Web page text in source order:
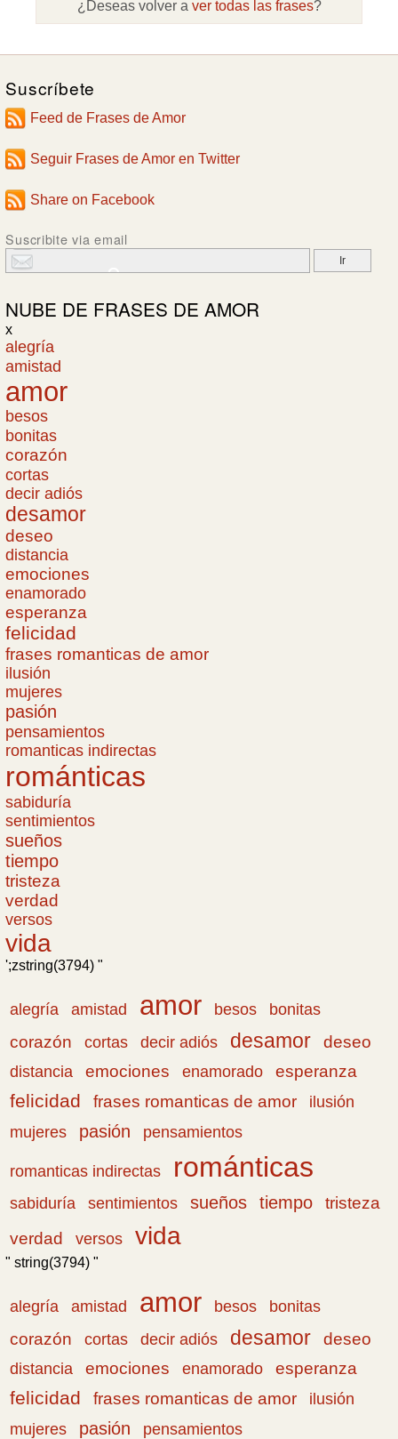
¿Deseas volver a ver todas las frases?
Suscríbete
Feed de Frases de Amor
Seguir Frases de Amor en Twitter
Share on Facebook
Suscribite via email
NUBE DE FRASES DE AMOR
x
alegría
amistad
amor
besos
bonitas
corazón
cortas
decir adiós
desamor
deseo
distancia
emociones
enamorado
esperanza
felicidad
frases romanticas de amor
ilusión
mujeres
pasión
pensamientos
romanticas indirectas
románticas
sabiduría
sentimientos
sueños
tiempo
tristeza
verdad
versos
vida
';zstring(3794) "
alegría amistad amor besos
bonitas
corazón
cortas decir adiós desamor deseo
distancia emociones enamorado esperanza
felicidad frases romanticas de amor
ilusión
mujeres
pasión pensamientos
romanticas indirectas románticas
sabiduría sentimientos sueños tiempo
tristeza
verdad
versos vida
" string(3794) "
alegría amistad amor besos
bonitas
corazón
cortas decir adiós desamor deseo
distancia emociones enamorado esperanza
felicidad frases romanticas de amor
ilusión
mujeres
pasión pensamientos